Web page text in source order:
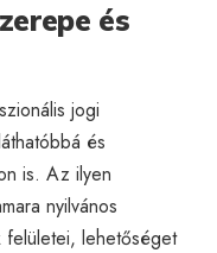
és
jogi
és
is. Az ilyen
nyilvános
felületei, lehetőséget